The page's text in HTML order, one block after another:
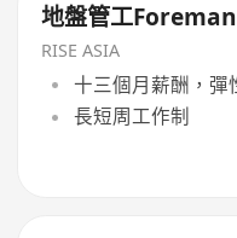
地盤管工Foreman
RISE ASIA
十三個月薪酬，彈
長短周工作制